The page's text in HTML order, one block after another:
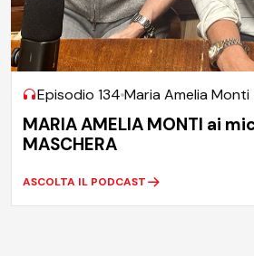
Episodio 134 Maria Amelia Monti
MARIA AMELIA MONTI ai
MASCHERA
ASCOLTA IL PODCAST